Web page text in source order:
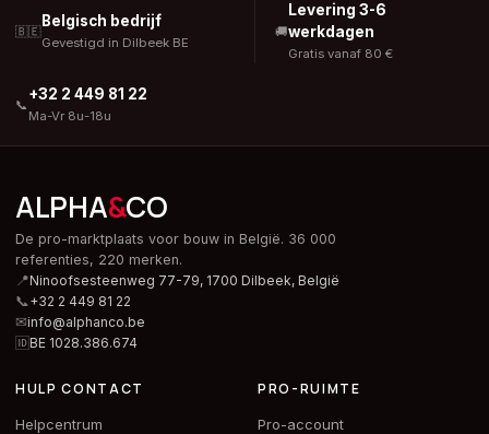
🇧🇪
Belgisch bedrijf
Gevestigd in Dilbeek BE
🚚
Levering 3-6
werkdagen
Gratis vanaf 80 €
📞
+32 2 449 81 22
Ma-Vr 8u-18u
ALPHA&CO
De pro-marktplaats voor bouw in België. 36 000
referenties, 220 merken.
📍Ninoofsesteenweg 77-79, 1700 Dilbeek, België
📞+32 2 449 81 22
✉info@alphanco.be
🆔BE 1028.386.674
HULP CONTACT
Helpcentrum
PRO-RUIMTE
Pro-account